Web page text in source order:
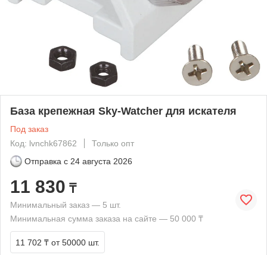
База крепежная Sky-Watcher для искателя
Под заказ
Код: lvnchk67862
Только опт
Отправка с 24 августа 2026
11 830 ₸
Минимальный заказ — 5 шт.
Минимальная сумма заказа на сайте — 50 000 ₸
11 702 ₸ от 50000 шт.